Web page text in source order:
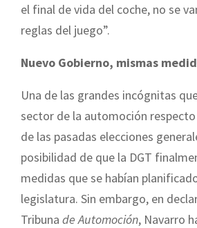
el final de vida del coche, no se
reglas del juego”.
Nuevo Gobierno, mismas
Una de las grandes incógnitas
sector de la automoción
de las pasadas elecciones
posibilidad de que la DGT
medidas que se habían
legislatura. Sin embargo, en
Tribuna de Automoción, Navarro